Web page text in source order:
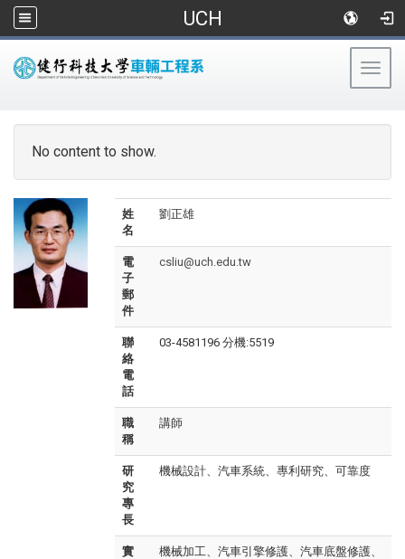
UCH
No content to show.
姓
名
劉正雄
電
子
郵
件
csliu@uch.edu.tw
聯
絡
電
話
03-4581196 分機:5519
職
稱
講師
研
究
專
長
機械設計、汽車系統、專利研究、可靠度
實
機械加工、汽車引擎修護、汽車底盤修護、